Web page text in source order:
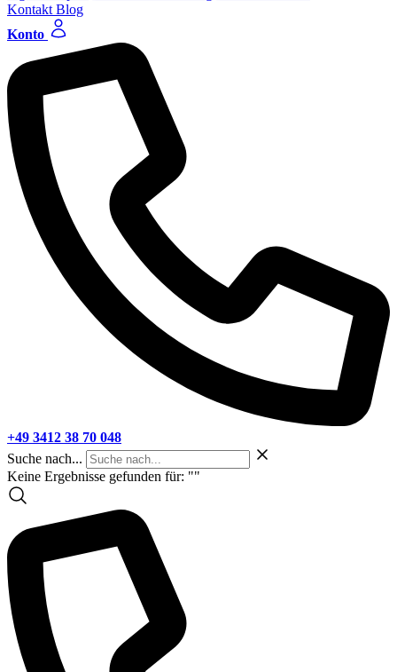
Kontakt Blog
Konto
+49 3412 38 70 048
Suche nach...
Keine Ergebnisse gefunden für: ""